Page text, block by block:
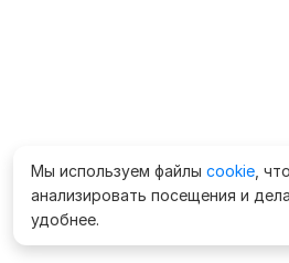
Мы используем файлы cookie ,
анализировать посещения и
удобнее.